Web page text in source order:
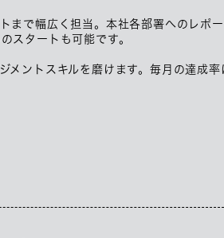
まで幅広く担当。本社各部署へのレポ
スタートも可能です。
メントスキルを磨けます。毎月の達成率